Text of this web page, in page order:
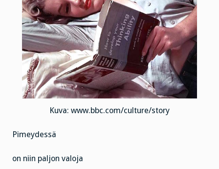
Kuva: www.bbc.com/culture/story
Pimeydessä
on niin paljon valoja